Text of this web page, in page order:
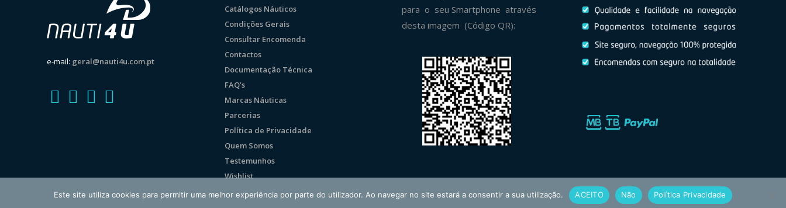
e-mail: geral@nauti4u.com.pt
Catálogos Náuticos
Condições Gerais
Consultar Encomenda
Contactos
Documentação Técnica
FAQ’s
Marcas Náuticas
Parcerias
Política de Privacidade
Quem Somos
Testemunhos
Wishlist
para o seu Smartphone através
desta imagem (Código QR):
Este site utiliza cookies para permitir uma melhor experiência por parte do utilizador. Ao navegar no site estará a consentir a sua utilização. ACEITO Não Política Privacidade